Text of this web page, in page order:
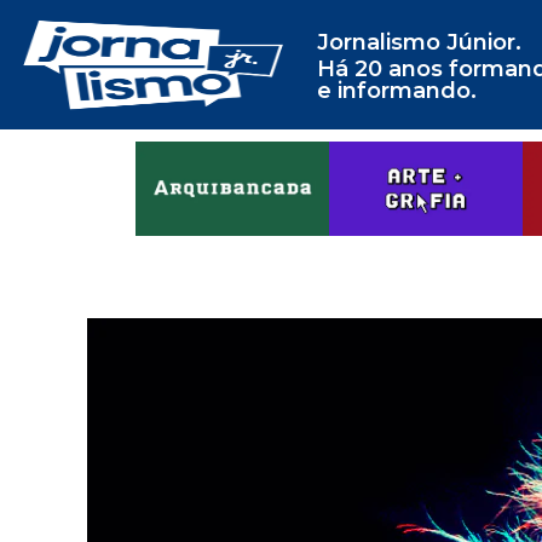
Jornalismo Júnior.
Há 20 anos
e informando.